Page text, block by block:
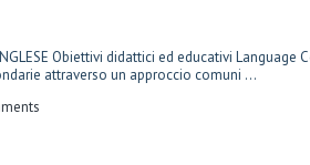
INGLESE Obiettivi didattici ed educativi
attraverso un approccio comuni ...